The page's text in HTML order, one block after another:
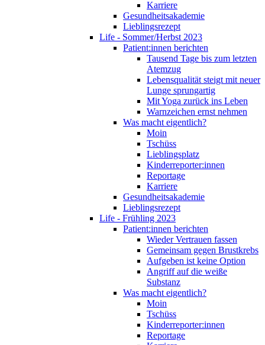
Karriere
Gesundheitsakademie
Lieblingsrezept
Life - Sommer/Herbst 2023
Patient:innen berichten
Tausend Tage bis zum letzten
Atemzug
Lebensqualität steigt mit neuer
Lunge sprungartig
Mit Yoga zurück ins Leben
Warnzeichen ernst nehmen
Was macht eigentlich?
Moin
Tschüss
Lieblingsplatz
Kinderreporter:innen
Reportage
Karriere
Gesundheitsakademie
Lieblingsrezept
Life - Frühling 2023
Patient:innen berichten
Wieder Vertrauen fassen
Gemeinsam gegen Brustkrebs
Aufgeben ist keine Option
Angriff auf die weiße
Substanz
Was macht eigentlich?
Moin
Tschüss
Kinderreporter:innen
Reportage